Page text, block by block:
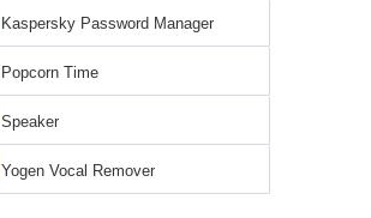
Kaspersky Password Manager
Popcorn Time
Speaker
Yogen Vocal Remover